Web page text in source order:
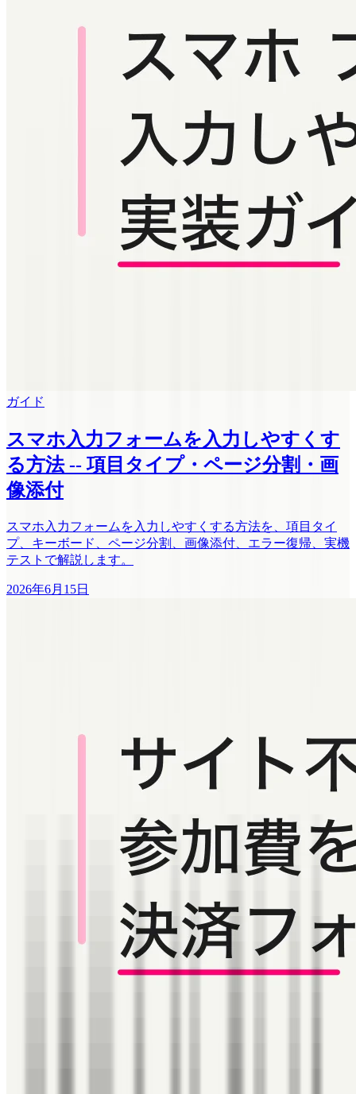
ガイド
スマホ入力フォームを入力しやすくす
る方法 -- 項目タイプ・ページ分割・画
像添付
スマホ入力フォームを入力しやすくする方法を、項目タイ
プ、キーボード、ページ分割、画像添付、エラー復帰、実機
テストで解説します。
2026年6月15日